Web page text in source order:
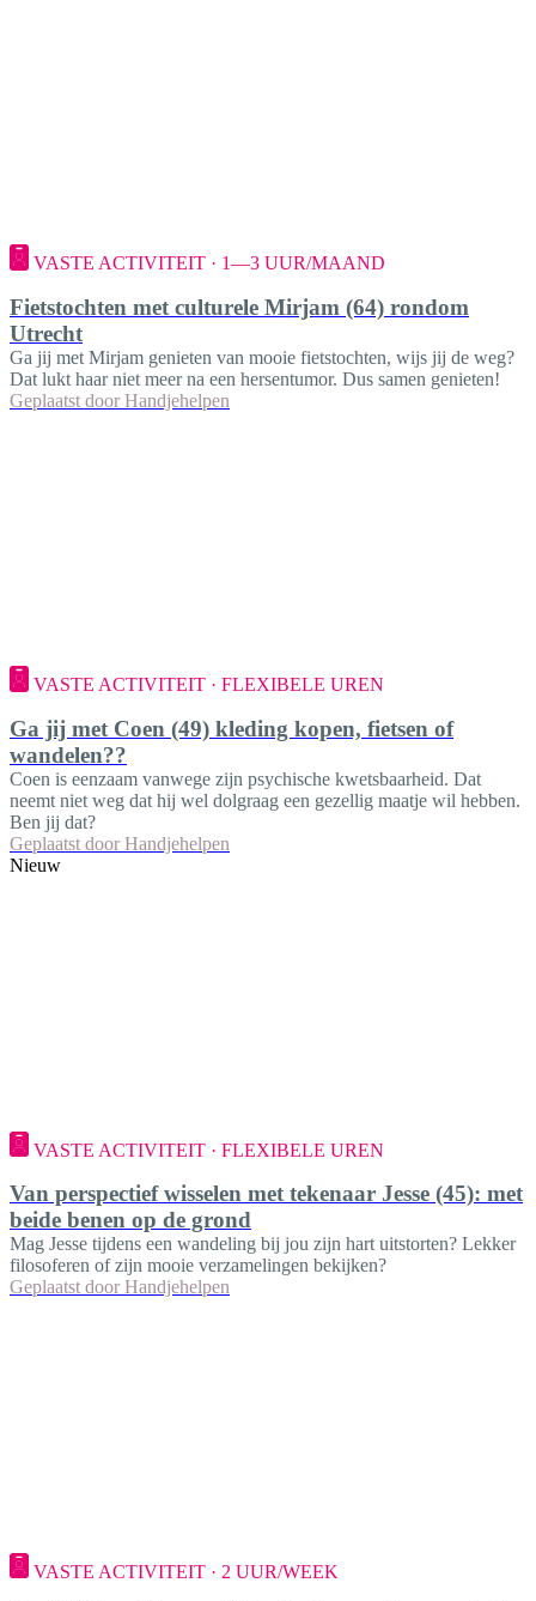
VASTE ACTIVITEIT · 1—3 UUR/MAAND
Fietstochten met culturele Mirjam (64) rondom
Utrecht
Ga jij met Mirjam genieten van mooie fietstochten, wijs jij de weg?
Dat lukt haar niet meer na een hersentumor. Dus samen genieten!
Geplaatst door Handjehelpen
VASTE ACTIVITEIT · FLEXIBELE UREN
Ga jij met Coen (49) kleding kopen, fietsen of
wandelen??
Coen is eenzaam vanwege zijn psychische kwetsbaarheid. Dat
neemt niet weg dat hij wel dolgraag een gezellig maatje wil hebben.
Ben jij dat?
Geplaatst door Handjehelpen
Nieuw
VASTE ACTIVITEIT · FLEXIBELE UREN
Van perspectief wisselen met tekenaar Jesse (45): met
beide benen op de grond
Mag Jesse tijdens een wandeling bij jou zijn hart uitstorten? Lekker
filosoferen of zijn mooie verzamelingen bekijken?
Geplaatst door Handjehelpen
VASTE ACTIVITEIT · 2 UUR/WEEK